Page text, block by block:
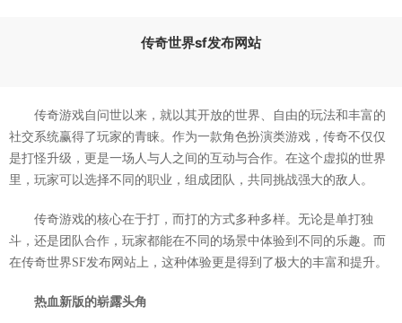
传奇世界sf发布网站
传奇游戏自问世以来，就以其开放的世界、自由的玩法和丰富的
社交系统赢得了玩家的青睐。作为一款角色扮演类游戏，传奇不仅仅
是打怪升级，更是一场人与人之间的互动与合作。在这个虚拟的世界
里，玩家可以选择不同的职业，组成团队，共同挑战强大的敌人。
传奇游戏的核心在于打，而打的方式多种多样。无论是单打独
斗，还是团队合作，玩家都能在不同的场景中体验到不同的乐趣。而
在传奇世界SF发布网站上，这种体验更是得到了极大的丰富和提升。
热血新版的崭露头角